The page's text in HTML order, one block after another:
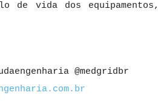
de vida dos
@medgridbr